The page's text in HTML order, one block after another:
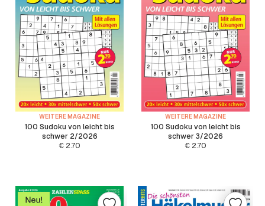
WEITERE MAGAZINE
100 Sudoku von leicht bis
schwer 2/2026
€ 2.70
WEITERE MAGAZINE
100 Sudoku von leicht bis
schwer 3/2026
€ 2.70